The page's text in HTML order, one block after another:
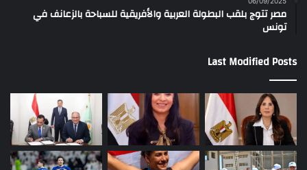
مصر تتوج بلقب البطولة العربية والأفريقية للسباحة بالزعانف في
تونس
Last Modified Posts